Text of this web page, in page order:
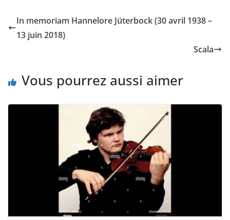
In memoriam Hannelore Jüterbock (30 avril 1938 –
13 juin 2018)
Scala
Vous pourrez aussi aimer